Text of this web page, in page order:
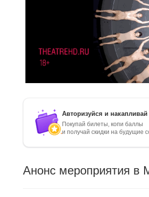
Авторизуйся и
Покупай билеты, копи баллы
и получай скидки на будущие
Анонс мероприятия в